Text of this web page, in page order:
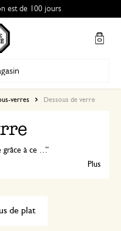
est de 100 jours
verres Dessous de verre
votre table contre la chaleur et les auréoles d'eau.
Plus
de plat